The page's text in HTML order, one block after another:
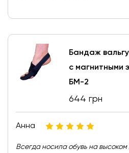
Бандаж
с магнитными
БМ-2
644 грн
Анна
Всегда носила обувь на высоком